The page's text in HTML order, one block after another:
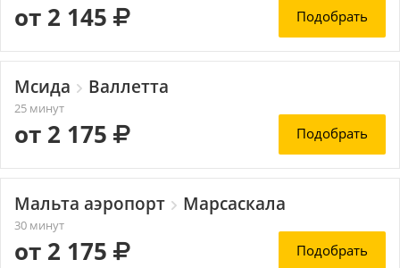
от 2 145 Подобрать
Мсида Валлетта
25 минут
от 2 175 Подобрать
Мальта аэропорт Марсаскала
30 минут
от 2 175 Подобрать